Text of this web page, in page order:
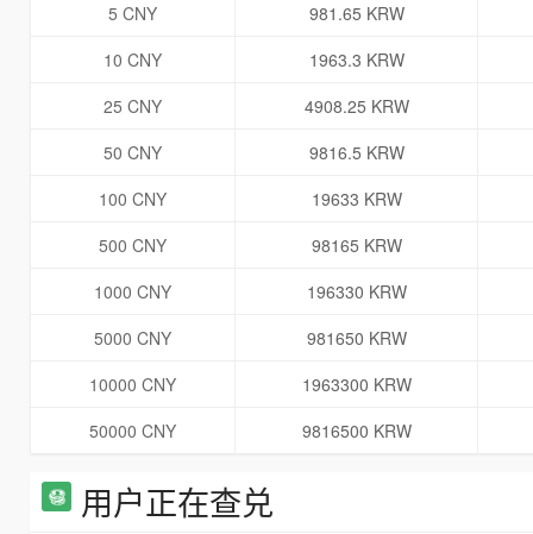
5 CNY
981.65 KRW
10 CNY
1963.3 KRW
25 CNY
4908.25 KRW
50 CNY
9816.5 KRW
100 CNY
19633 KRW
500 CNY
98165 KRW
1000 CNY
196330 KRW
5000 CNY
981650 KRW
10000 CNY
1963300 KRW
50000 CNY
9816500 KRW
用户正在查兑